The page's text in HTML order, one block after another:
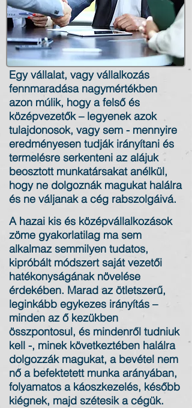
Egy vállalat, vagy vállalkozás
fennmaradása nagymértékben
azon múlik, hogy a felső és
középvezetők – legyenek azok
tulajdonosok, vagy sem - mennyire
eredményesen tudják irányítani és
termelésre serkenteni az alájuk
beosztott munkatársakat anélkül,
hogy ne dolgoznák magukat halálra
és ne váljanak a cég rabszolgáivá.
A hazai kis és középvállalkozások
zöme gyakorlatilag ma sem
alkalmaz semmilyen tudatos,
kipróbált módszert saját vezetői
hatékonyságának növelése
érdekében. Marad az ötletszerű,
leginkább egykezes irányítás –
minden az ő kezükben
összpontosul, és mindenről tudniuk
kell -, minek következtében halálra
dolgozzák magukat, a bevétel nem
nő a befektetett munka arányában,
folyamatos a káoszkezelés, később
kiégnek, majd szétesik a cégük.